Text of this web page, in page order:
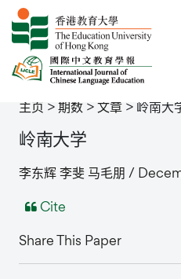
主页 >期数 >文章 > 岭南大
岭南大学
李东辉 李斐 马毛朋 /
Cite
Share This Paper